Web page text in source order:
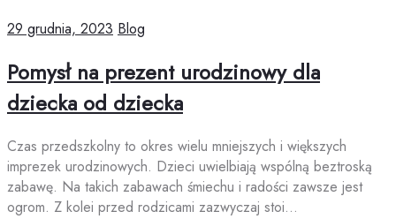
29 grudnia, 2023 Blog
Pomysł na prezent urodzinowy dla
dziecka od dziecka
Czas przedszkolny to okres wielu mniejszych i większych
imprezek urodzinowych. Dzieci uwielbiają wspólną beztroską
zabawę. Na takich zabawach śmiechu i radości zawsze jest
ogrom. Z kolei przed rodzicami zazwyczaj stoi…